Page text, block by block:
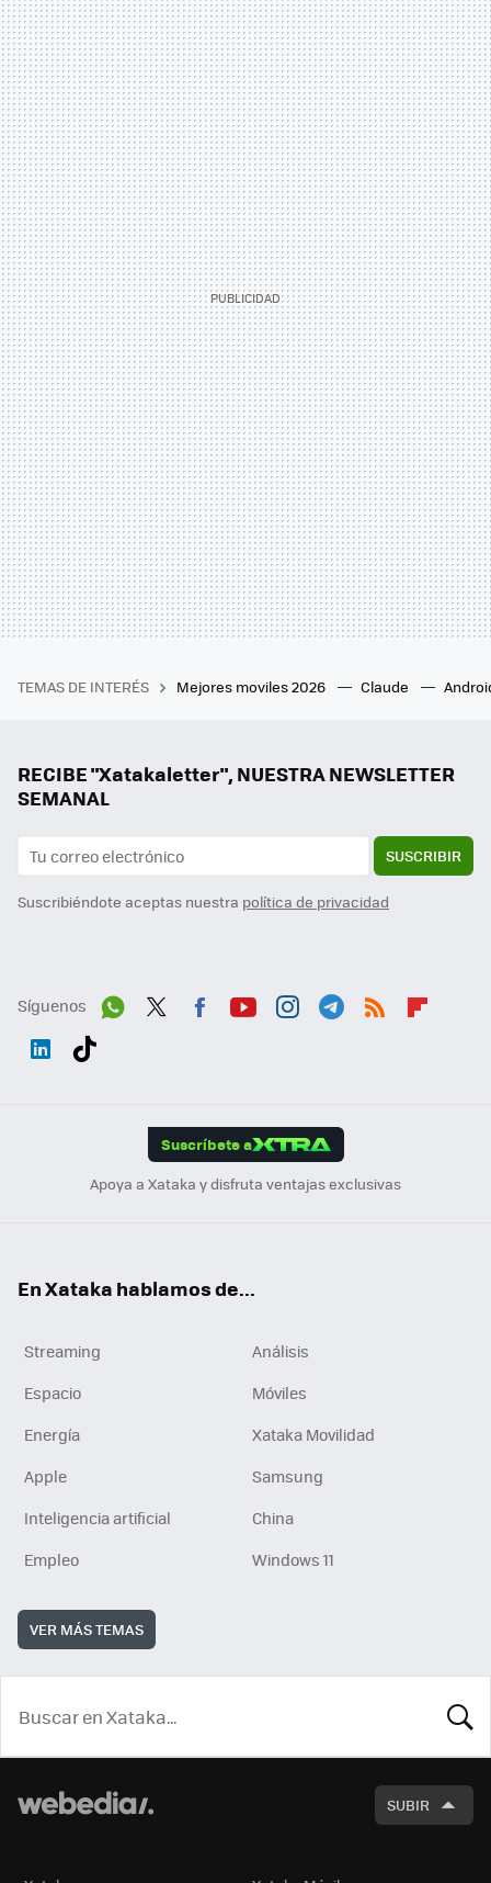
TEMAS DE INTERÉS Mejores moviles 2026 Claude
RECIBE "Xatakaletter", NUESTRA NEWSLETTER
SEMANAL
SUSCRIBIR
Suscribiéndote aceptas nuestra política de privacidad
Síguenos
Suscríbete a
Apoya a Xataka y disfruta ventajas exclusivas
En Xataka hablamos de...
Streaming
Análisis
Espacio
Móviles
Energía
Xataka Movilidad
Apple
Samsung
Inteligencia artificial
China
Empleo
Windows 11
VER MÁS TEMAS
SUBIR